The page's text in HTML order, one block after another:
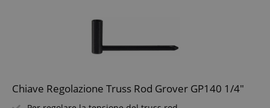
Chiave Regolazione Truss Rod Grover GP140 1/4"